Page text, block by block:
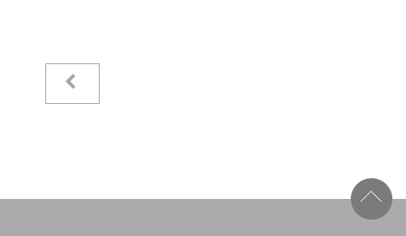
Papierarbeiten
Zeichnungen
Steine